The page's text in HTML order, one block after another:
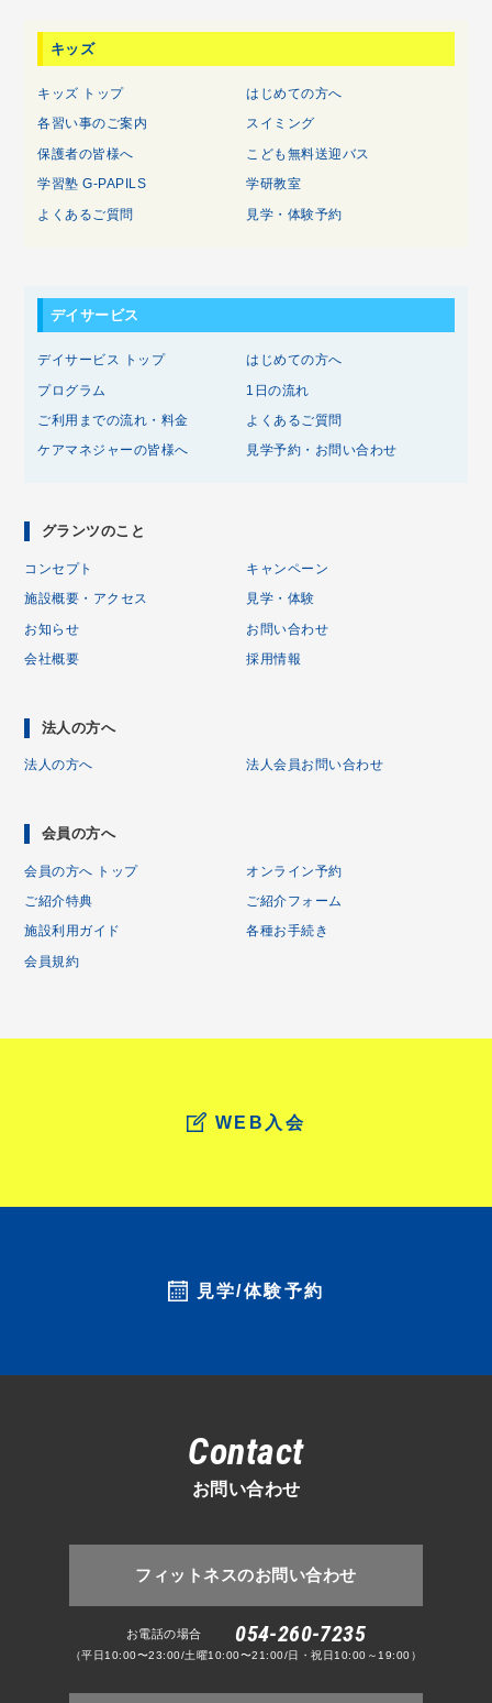
キッズ
キッズ トップ はじめての方へ
各習い事のご案内 スイミング
保護者の皆様へ こども無料送迎バス
学習塾 G-PAPILS 学研教室
よくあるご質問 見学・体験予約
デイサービス
デイサービス トップ はじめての方へ
プログラム 1日の流れ
ご利用までの流れ・料金 よくあるご質問
ケアマネジャーの皆様へ 見学予約・お問い合わせ
グランツのこと
コンセプト キャンペーン
施設概要・アクセス 見学・体験
お知らせ お問い合わせ
会社概要 採用情報
法人の方へ
法人の方へ 法人会員お問い合わせ
会員の方へ
会員の方へ トップ オンライン予約
ご紹介特典 ご紹介フォーム
施設利用ガイド 各種お手続き
会員規約
WEB入会
見学/体験予約
Contact
お問い合わせ
フィットネスのお問い合わせ
お電話の場合 054-260-7235
（平日10:00〜23:00/土曜10:00〜21:00/日・祝日10:00～19:00）